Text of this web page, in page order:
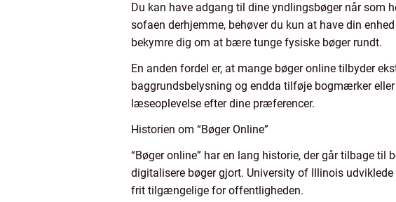
Du kan have adgang til dine yndlingsbøger når som
sofaen derhjemme, behøver du kun at have din
bekymre dig om at bære tunge fysiske bøger rundt.
En anden fordel er, at mange bøger online tilbyder
baggrundsbelysning og endda tilføje bogmærker
læseoplevelse efter dine præferencer.
Historien om “Bøger Online”
“Bøger online” har en lang historie, der går tilbage
digitalisere bøger gjort. University of Illinois
frit tilgængelige for offentligheden.